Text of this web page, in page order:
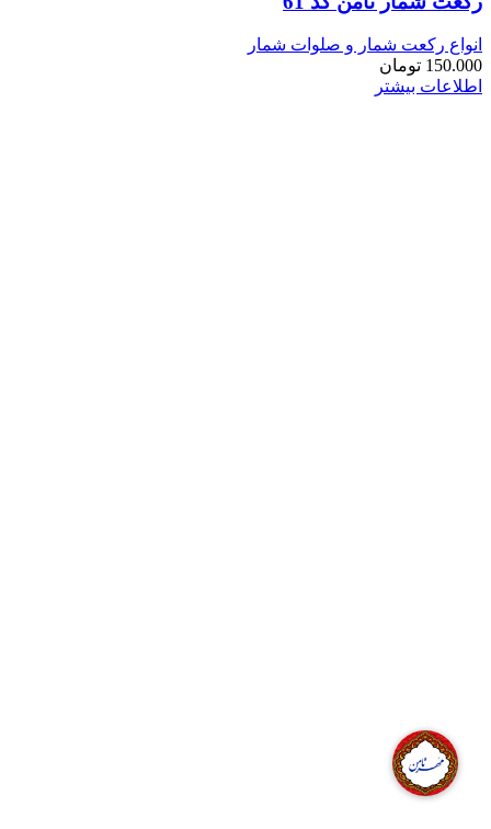
انواع رکعت شمار و صلوات شمار
150.000 تومان
اطلاعات بیشتر